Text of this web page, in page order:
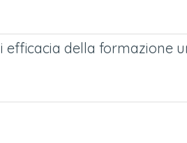
della formazione